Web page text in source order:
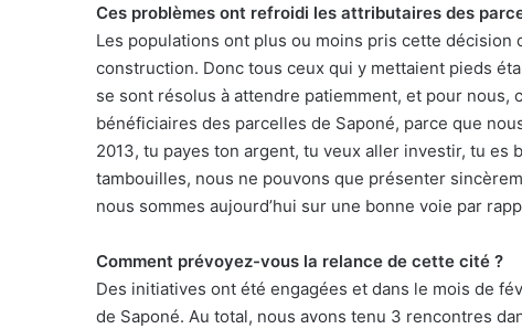
Ces problèmes ont refroidi les attributaires des
Les populations ont plus ou moins pris cette décision
construction. Donc tous ceux qui y mettaient pieds
se sont résolus à attendre patiemment, et pour nous,
bénéficiaires des parcelles de Saponé, parce que
2013, tu payes ton argent, tu veux aller investir, tu es
tambouilles, nous ne pouvons que présenter
nous sommes aujourd’hui sur une bonne voie par
Comment prévoyez-vous la relance de cette cité ?
Des initiatives ont été engagées et dans le mois de
de Saponé. Au total, nous avons tenu 3 rencontres